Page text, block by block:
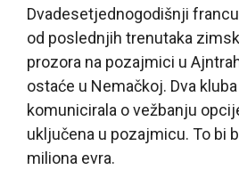
Dvadesetjednogodišnji
od poslednjih trenutaka
prozora na pozajmici u
ostaće u Nemačkoj. Dva
komunicirala o vežbanju
uključena u pozajmicu. To bi
miliona evra.